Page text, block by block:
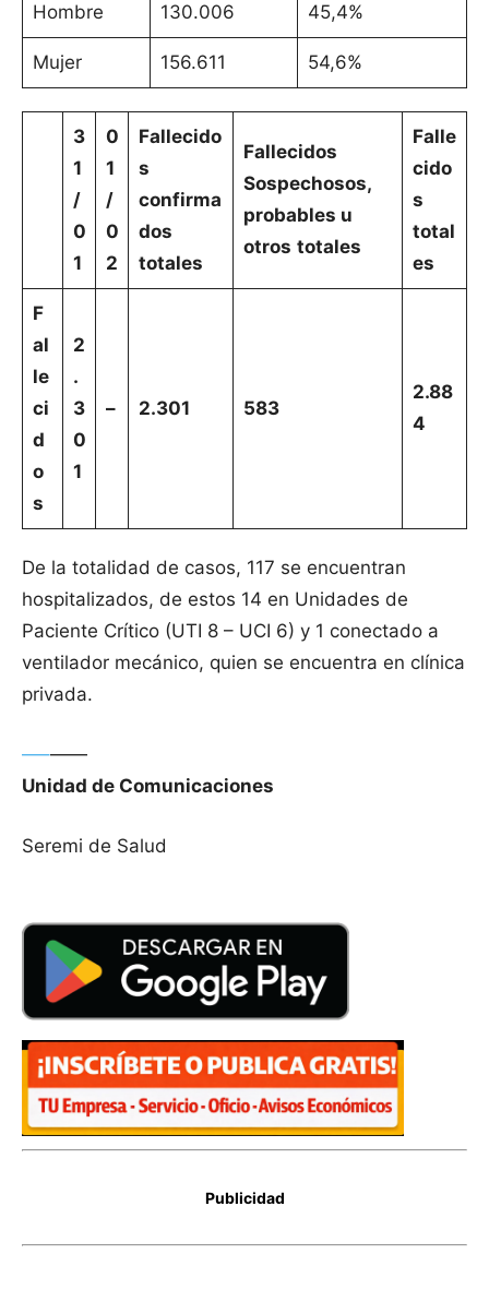
Hombre 130.006 45,4%
Mujer 156.611 54,6%
3
1
/
0
1
0
1
/
0
2
Fallecido
s
confirma
dos
totales
Fallecidos
Sospechosos,
probables u
otros totales
Falle
cido
s
total
es
F
al
le
ci
d
o
s
2
.
3
0
1
– 2.301 583
2.88
4
De la totalidad de casos, 117 se encuentran
hospitalizados, de estos 14 en Unidades de
Paciente Crítico (UTI 8 – UCI 6) y 1 conectado a
ventilador mecánico, quien se encuentra en clínica
privada.
—–——
Unidad de Comunicaciones
Seremi de Salud
Publicidad